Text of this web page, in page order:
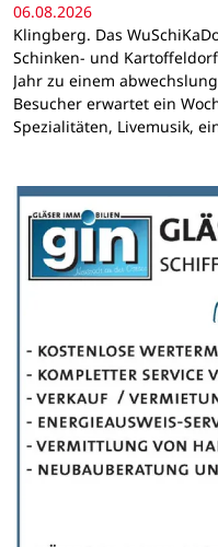
06.08.2026
Klingberg. Das
Schinken- und
Jahr zu einem
Besucher erwartet ein
Spezialitäten, Livemusik,